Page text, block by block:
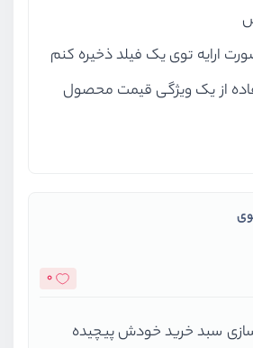
ارایه توی یک فیلد ذخیره کنم
از یک ویژگی قیمت محصول
0
سازی سبد خرید خودش پیچیده